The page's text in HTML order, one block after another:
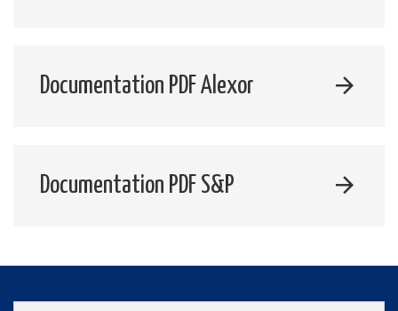
Documentation PDF Alexor
Documentation PDF S&P